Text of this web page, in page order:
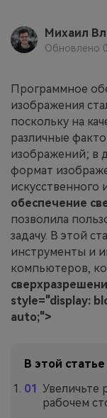
Михаил
Обновлено
Программное
изображения
поскольку на
различные
изображений; в
формат
искусственного
обеспечение
позволила
задачу. В этой
инструменты и
компьютеров,
style="display:
auto;">
В этой статье
Увеличьте
рабочем